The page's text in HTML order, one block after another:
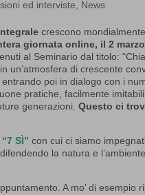
ed interviste, News
crescono
giornata online, il 2
al Seminario dal titolo:
un’atmosfera di crescente
poi in dialogo con i
pratiche, facilmente
generazioni.Questo ci
“7 SÌ” con cui ci siamo
la natura e
A mo’ di esempio